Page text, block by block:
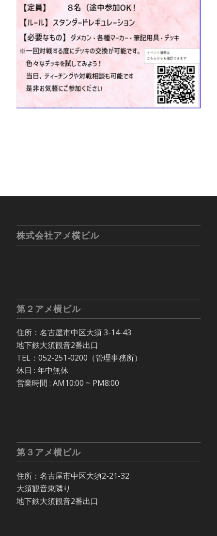
株式会社アメ横ビル
第２アメ横ビル
住所：名古屋市中区大須 3-14-43
地下鉄大須観音2番出口
TEL：052-251-0200（管理事務所）
休日 : 年中無休
営業時間 : AM10:00 ~ PM8:00
第３アメ横ビル
住所：名古屋市中区大須2-21-32
大須観音東隣り
地下鉄大須観音2番出口